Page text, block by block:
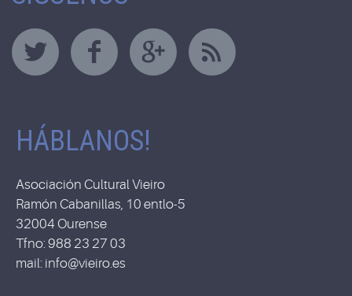
HÁBLANOS!
Asociación Cultural Vieiro
Ramón Cabanillas, 10 entlo-5
32004 Ourense
Tfno: 988 23 27 03
mail: info@vieiro.es